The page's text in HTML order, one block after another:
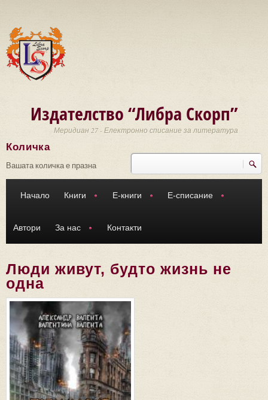
Издателство “Либра Скорп”
Меридиан 27 - Електронно списание за литература
Търси
Количка
Вашата количка е празна
Начало Книги Е-книги Е-списание
Автори За нас Контакти
Люди живут, будто жизнь не
одна